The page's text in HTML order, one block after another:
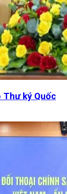
Thư ký Quốc